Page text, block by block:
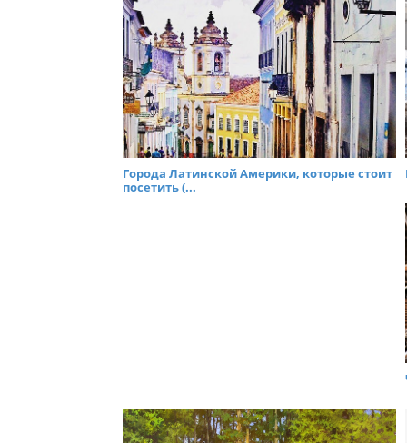
Города Латинской Америки, которые стоит
посетить (...